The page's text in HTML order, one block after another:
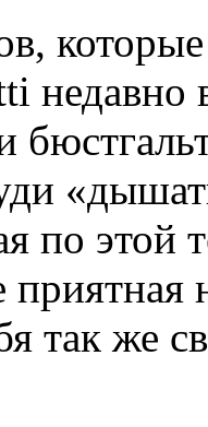
недавно
по этой
так же